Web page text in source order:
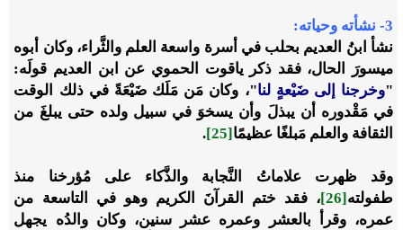
3- نشأته وحياته:
نشأ ابنُ العديم بحلب في أسرة واسعة العلم والثَّراء، وكان أبوه
ميسورَ الحال، فقد ذكر ياقوت الحموي عن ابن العديم قولَه:
"وخرجنا إلى ضَيْعةٍ لنا"، وكان مَن مَلَك ضَيْعَةً في ذلك الوقت
في مَقْدوره أن يبذلَ وأن يسخوَ في سبيل ولده حتى يبلغَ من
الثقافة والعلم مَبلغًا عظيمًا [25]
.
وقد ظهرت علاماتُ النَّجابة والذَّكاء على مُؤرخنا منذ
طفولته [26]
، فقد ختم القرآنَ الكريم وهو في التاسعة من
عمره، وقرأ بالعشر وعمره عشر سنين، وكان والدُه يجهل